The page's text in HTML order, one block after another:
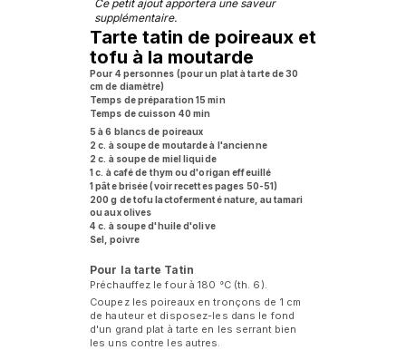
Ce petit ajout apportera une saveur
supplémentaire.
Tarte tatin de poireaux et
tofu à la moutarde
Pour 4 personnes (pour un plat à tarte de 30
cm de diamètre)
Temps de préparation 15 min
Temps de cuisson 40 min
5 à 6 blancs de poireaux
2 c. à soupe de moutarde à l'ancienne
2 c. à soupe de miel liquide
1 c. à café de thym ou d'origan effeuillé
1 pâte brisée (voir recettes pages 50-51)
200 g de tofu lactofermenté nature, au tamari
ou aux olives
4 c. à soupe d'huile d'olive
Sel, poivre
Pour la tarte Tatin
Préchauffez le four à 180 °C (th. 6).
Coupez les poireaux en tronçons de 1 cm
de hauteur et disposez-les dans le fond
d'un grand plat à tarte en les serrant bien
les uns contre les autres.